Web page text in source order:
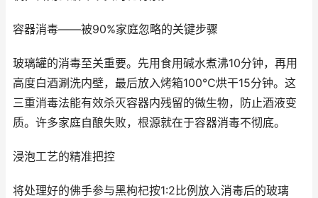
容器消毒——被90%家庭忽略的关键步骤
玻璃罐的消毒至关重要。先用食用碱水煮沸10分钟，再用
高度白酒涮洗内壁，最后放入烤箱100℃烘干15分钟。这
三重消毒法能有效杀灭容器内残留的微生物，防止酒液变
质。许多家庭自酿失败，根源就在于容器消毒不彻底。
浸泡工艺的精准把控
将处理好的佛手参与黑枸杞按1:2比例放入消毒后的玻璃